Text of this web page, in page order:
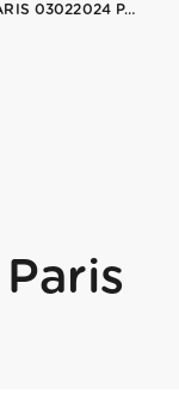
GRAND SLAM MIN PARIS 03022024 PARIS